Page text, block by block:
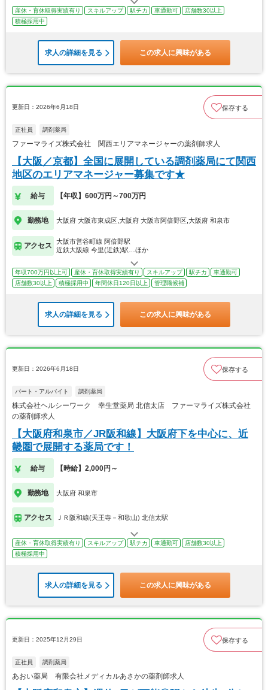
産休・育休取得実績有り スキルアップ 駅チカ 車通勤可
店舗数30以上
積極採用中
求人の詳細を見る この求人に興味がある
更新日：2026年6月18日 保存する
正社員 調剤薬局
ファーマライズ株式会社 関西エリアマネージャーの薬剤師求人
【大阪／京都】全国に展開している調剤薬局にて関西
地区のエリアマネージャー募集です★
給与 【年収】600万円～700万円
勤務地 大阪府 大阪市東成区,大阪府 大阪市阿倍野区,大阪府 和泉市
アクセス
大阪市営谷町線 阿倍野駅
近鉄大阪線 今里(近鉄)駅…ほか
年収700万円以上可 産休・育休取得実績有り スキルアップ 駅チカ
車通勤可
店舗数30以上
積極採用中 年間休日120日以上 管理職候補
求人の詳細を見る この求人に興味がある
更新日：2026年6月18日 保存する
パート・アルバイト 調剤薬局
株式会社ヘルシーワーク 幸生堂薬局 北信太店 ファーマライズ株式会社
の薬剤師求人
【大阪府和泉市／JR阪和線】大阪府下を中心に、近
畿圏で展開する薬局です！
給与 【時給】2,000円～
勤務地 大阪府 和泉市
アクセス ＪＲ阪和線(天王寺－和歌山) 北信太駅
産休・育休取得実績有り スキルアップ 駅チカ 車通勤可
店舗数30以上
積極採用中
求人の詳細を見る この求人に興味がある
更新日：2025年12月29日 保存する
正社員 調剤薬局
あおい薬局 有限会社メディカルあさかの薬剤師求人